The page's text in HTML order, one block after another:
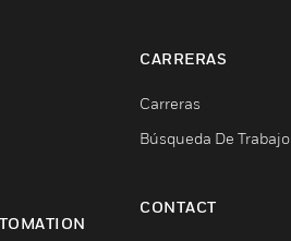
CARRERAS
Carreras
Búsqueda De Trabajo
CONTACT